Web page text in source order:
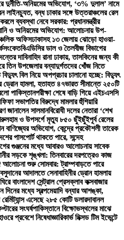
দুর্নীতি-অনিয়মের অভিযোগ, ‘৩% দুলাল’ নামে
লাইনচ্যুত, বন্ধ ঢাকার সঙ্গে উত্তরাঞ্চলের রেল
ব্যবস্থা নেবে সরকার: প্রধানমন্ত্রীর
ও অনিয়মের অভিযোগ: আলোচনায় উপ-
অফিসঢাকাসহ ১৩ জেলায় ঝোড়ো হাওয়া-
বিএডিসির ডাল ও তৈলবীজ বিভাগের
দাবিনাহিদ রানা ঢাকায়, তাসকিনের জন্য কী
তিন উপজেলার বন্যাদুর্গতদের খোঁজ নিতে
বিল নিয়ে অপপ্রচার চালানো হচ্ছে: বিদ্যুৎ
ড্রোন হামলা, হতাহত ৪৭ভারত সীমান্তে ২৫০টি
পাকিস্তানপরীক্ষা শেষে বাড়ি গিয়ে এইচএসসি
ফিফা সভাপতির বিরুদ্ধে মামলার হুঁশিয়ারি
জানালেন সালমানবিরোধী দলের নেতারা ‘শেখ
হাম ও উপসর্গে মৃত্যু ৮৫০ ছুঁইছুঁইপূর্ব রেলের
বাণিজ্যের অভিযোগ, কেন্দ্রে প্রকৌশলী তারেক
পাসপোর্ট থাকতে পারে, সন্দেহ
গুঞ্জনের মধ্যে আবারও আলোচনায় সাবেক
সড়কে শৃঙ্খলা: তিনবারের দরপত্রেও কাজ
আলোচনা শুরু সোমবার: ট্রাম্পবাড়তে পারে
সুদানের আদালতে সেনাবাহিনীর ড্রোন হামলায়
বাংলাদেশ সেন্ট্রাল প্রেসক্লাব কক্সবাজার
দিনের মধ্যে স্বল্পমেয়াদি বন্যার আশঙ্কা,
এসেছে ২৮৫ কোটি ডলারদাবানল
সংঘর্ষপাকিস্তানে বিক্ষোভস্থলের মাঝে
প্রবেশে নিষেধাজ্ঞারিকার্ভ মিক্সড টিম ইভেন্টে